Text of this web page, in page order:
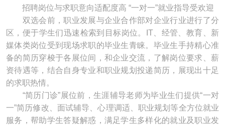
招聘岗位与求职意向适配度高 “一对一”就业指导受欢迎
双选会前，职业发展与企业合作部对企业行业进行了分
区，便于学生们迅速检索到目标岗位。IT、经管、教育、新
媒体类岗位受到现场求职的毕业生青睐。毕业生手持精心准
备的简历穿梭于各展位间，和企业交流，了解岗位要求、薪
资待遇等，结合自身专业和职业规划投递简历，展现出十足
的求职热情。
“简历门诊”展位前，生涯辅导老师为毕业生们提供“一对
一”简历修改、面试辅导、心理调适、职业规划等全方位就业
服务，帮助学生答疑解惑，满足学生多样化的就业及职业发